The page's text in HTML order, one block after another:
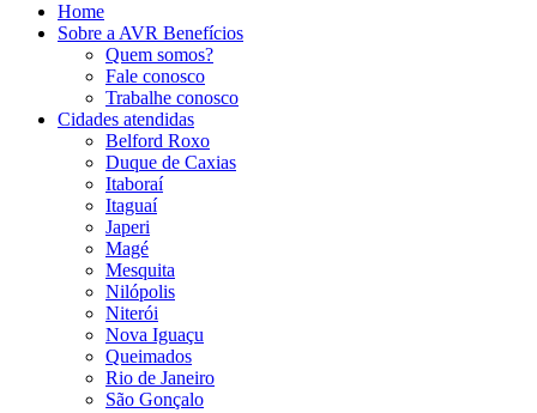
Home
Sobre a AVR Benefícios
Quem somos?
Fale conosco
Trabalhe conosco
Cidades atendidas
Belford Roxo
Duque de Caxias
Itaboraí
Itaguaí
Japeri
Magé
Mesquita
Nilópolis
Niterói
Nova Iguaçu
Queimados
Rio de Janeiro
São Gonçalo